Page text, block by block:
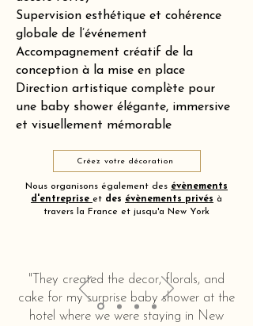
Supervision esthétique et cohérence
globale de l’événement
Accompagnement créatif de la
conception à la mise en place
Direction artistique complète pour
une baby shower élégante, immersive
et visuellement mémorable
Créez votre décoration
Nous organisons également des évènements
d'entreprise et des évènements privés à
travers la France et jusqu'a New York
"They created the decor, florals, and
cake for my surprise baby shower at the
hotel where we were staying in New